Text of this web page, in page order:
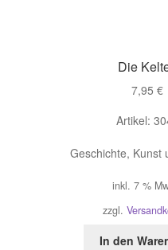
Die
7,95€
Artikel:
Geschichte, Kunst
inkl. 7 %
zzgl.
In den